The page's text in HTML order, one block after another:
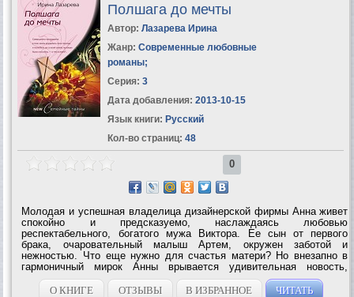
Полшага до мечты
Автор: Лазарева Ирина
Жанр: Современные любовные
романы;
Серия: 3
Дата добавления: 2013-10-15
Язык книги: Русский
Кол-во страниц: 48
0
Молодая и успешная владелица дизайнерской фирмы Анна живет
спокойно и предсказуемо, наслаждаясь любовью
респектабельного, богатого мужа Виктора. Ее сын от первого
брака, очаровательный малыш Артем, окружен заботой и
нежностью. Что еще нужно для счастья матери? Но внезапно в
гармоничный мирок Анны врывается удивительная новость,
которая становится для женщины сильным потрясением и
заставляет пойти наперекор собственной...
О КНИГЕ ОТЗЫВЫ В ИЗБРАННОЕ ЧИТАТЬ